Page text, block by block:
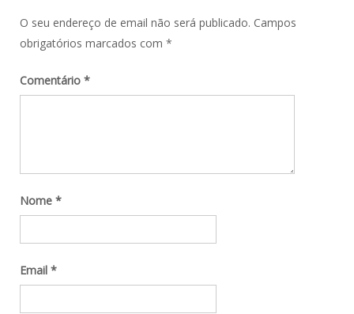
O seu endereço de email não será publicado. Campos
obrigatórios marcados com *
Comentário *
Nome *
Email *